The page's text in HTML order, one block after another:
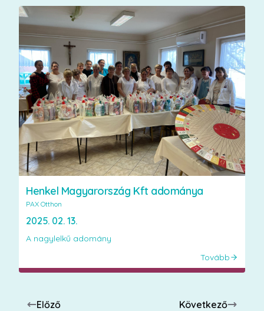
Henkel Magyarország Kft adománya
PAX Otthon
2025. 02. 13.
A nagylelkű adomány
Tovább
Előző Következő